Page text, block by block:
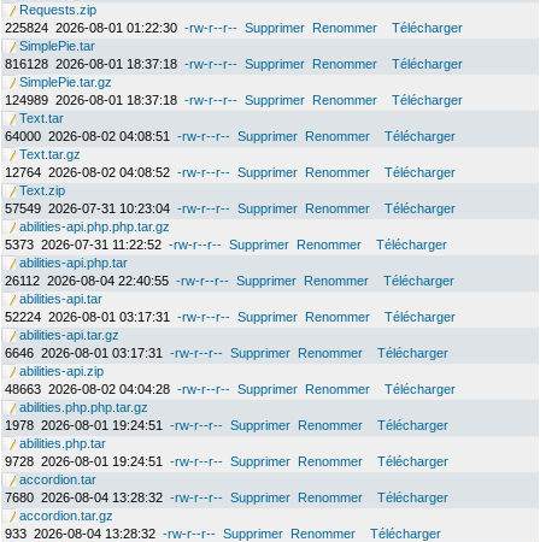
Requests.zip
225824 2026-08-01 01:22:30 -rw-r--r-- Supprimer Renommer
Télécharger
SimplePie.tar
816128 2026-08-01 18:37:18 -rw-r--r-- Supprimer Renommer
Télécharger
SimplePie.tar.gz
124989 2026-08-01 18:37:18 -rw-r--r-- Supprimer Renommer
Télécharger
Text.tar
64000 2026-08-02 04:08:51 -rw-r--r-- Supprimer Renommer
Télécharger
Text.tar.gz
12764 2026-08-02 04:08:52 -rw-r--r-- Supprimer Renommer
Télécharger
Text.zip
57549 2026-07-31 10:23:04 -rw-r--r-- Supprimer Renommer
Télécharger
abilities-api.php.php.tar.gz
5373 2026-07-31 11:22:52 -rw-r--r-- Supprimer Renommer
Télécharger
abilities-api.php.tar
26112 2026-08-04 22:40:55 -rw-r--r-- Supprimer Renommer
Télécharger
abilities-api.tar
52224 2026-08-01 03:17:31 -rw-r--r-- Supprimer Renommer
Télécharger
abilities-api.tar.gz
6646 2026-08-01 03:17:31 -rw-r--r-- Supprimer Renommer
Télécharger
abilities-api.zip
48663 2026-08-02 04:04:28 -rw-r--r-- Supprimer Renommer
Télécharger
abilities.php.php.tar.gz
1978 2026-08-01 19:24:51 -rw-r--r-- Supprimer Renommer
Télécharger
abilities.php.tar
9728 2026-08-01 19:24:51 -rw-r--r-- Supprimer Renommer
Télécharger
accordion.tar
7680 2026-08-04 13:28:32 -rw-r--r-- Supprimer Renommer
Télécharger
accordion.tar.gz
933 2026-08-04 13:28:32 -rw-r--r-- Supprimer Renommer
Télécharger